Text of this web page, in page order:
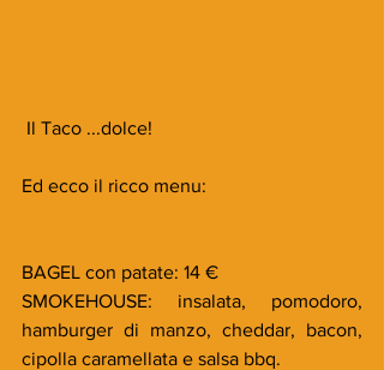
Il Taco ...dolce!
Ed ecco il ricco menu:
BAGEL con patate: 14 €
SMOKEHOUSE: insalata, pomodoro,
hamburger di manzo, cheddar, bacon,
cipolla caramellata e salsa bbq.